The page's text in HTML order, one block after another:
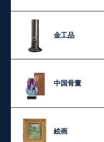
金工品
中国骨董
絵画